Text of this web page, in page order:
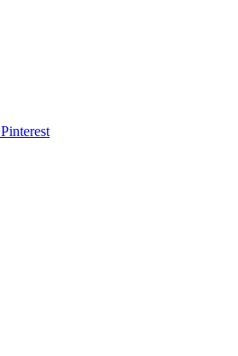
Pinterest